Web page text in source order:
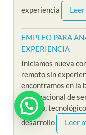
experiencia
Leer
EMPLEO PARA
EXPERIENCIA
Iniciamos nueva
remoto sin
encontramos en la
multinacional de
técnico,
desarrollo
Leer
¿